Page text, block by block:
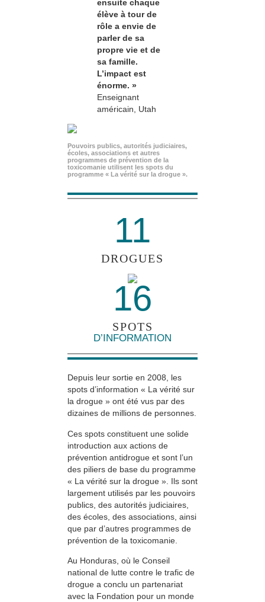
ensuite chaque
élève à tour de
rôle a envie de
parler de sa
propre vie et de
sa famille.
L’impact est
énorme. »
Enseignant
américain, Utah
Pouvoirs publics, autorités judiciaires,
écoles, associations et autres
programmes de prévention de la
toxicomanie utilisent les spots du
programme « La vérité sur la drogue ».
11
DROGUES
16
SPOTS
D’INFORMATION
Depuis leur sortie en 2008, les
spots d’information « La vérité sur
la drogue » ont été vus par des
dizaines de millions de personnes.
Ces spots constituent une solide
introduction aux actions de
prévention antidrogue et sont l’un
des piliers de base du programme
« La vérité sur la drogue ». Ils sont
largement utilisés par les pouvoirs
publics, des autorités judiciaires,
des écoles, des associations, ainsi
que par d’autres programmes de
prévention de la toxicomanie.
Au Honduras, où le Conseil
national de lutte contre le trafic de
drogue a conclu un partenariat
avec la Fondation pour un monde